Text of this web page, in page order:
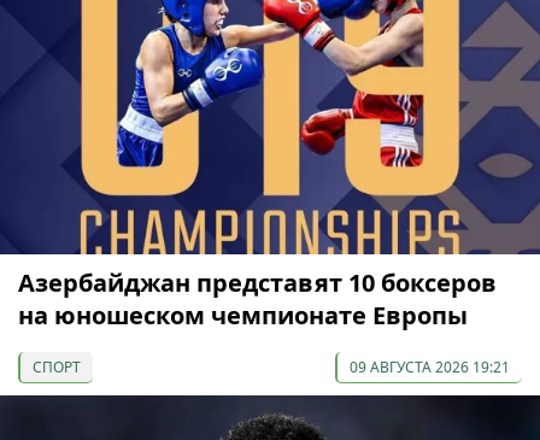
Азербайджан представят 10 боксеров
на юношеском чемпионате Европы
СПОРТ 09 АВГУСТА 2026 19:21